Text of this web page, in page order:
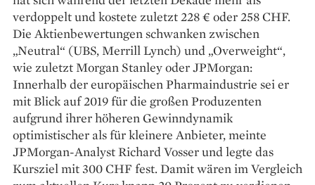
verdoppelt und ­kostete zuletzt 228 € oder 258 CHF.
Die Aktienbewertungen schwanken zwischen
„Neutral“ (UBS, Merrill Lynch) und „Overweight“,
wie zuletzt Morgan Stanley oder JPMorgan:
Innerhalb der europäischen ­Pharmaindustrie sei er
mit Blick auf 2019 für die großen Produzenten
aufgrund ihrer höheren Gewinn­dynamik
optimistischer als für kleinere Anbieter, meinte
JPMorgan-­Analyst Richard Vosser und legte das
Kursziel mit 300 CHF fest. Damit wären im Vergleich